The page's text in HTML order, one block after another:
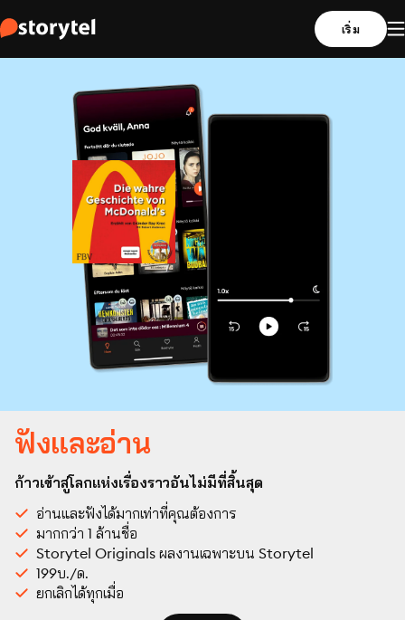
เริ่ม
ฟังและอ่าน
ก้าวเข้าสู่โลกแห่งเรื่องราวอันไม่มีที่สิ้นสุด
อ่านและฟังได้มากเท่าที่คุณต้องการ
มากกว่า 1 ล้านชื่อ
Storytel Originals ผลงานเฉพาะบน Storytel
199บ./ด.
ยกเลิกได้ทุกเมื่อ